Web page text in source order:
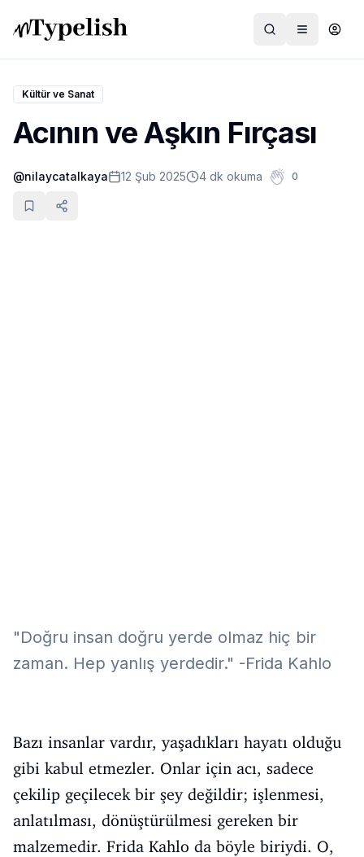
Dünya
Film ve Dizi
Kültür ve Sanat
Kültür ve Sanat
Acının ve Aşkın Fırçası
@nilaycatalkaya 12 Şub 2025 4 dk okuma 0
"Doğru insan doğru yerde olmaz hiç bir
zaman. Hep yanlış yerdedir." -Frida Kahlo
Bazı insanlar vardır, yaşadıkları hayatı olduğu
gibi kabul etmezler. Onlar için acı, sadece
çekilip geçilecek bir şey değildir; işlenmesi,
anlatılması, dönüştürülmesi gereken bir
malzemedir. Frida Kahlo da böyle biriydi. O,